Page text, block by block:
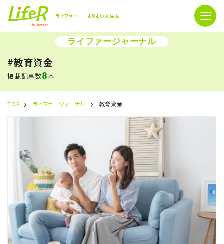
ライファー よりよい人生を
ライファージャーナル
#教育資金
掲載記事数8本
TOP ライファージャーナル 教育資金